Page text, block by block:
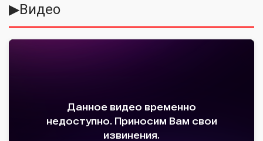
▶Видео